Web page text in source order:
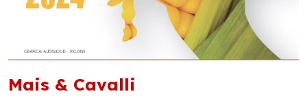
Mais & Cavalli